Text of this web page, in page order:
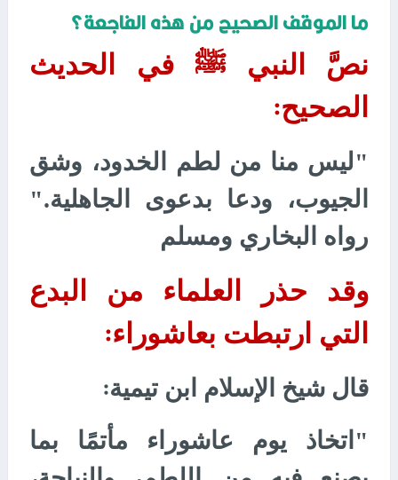
ما الموقف الصحيح من هذه الفاجعة؟
نصَّ النبي ﷺ في الحديث
الصحيح:
"ليس منا من لطم الخدود، وشق
الجيوب، ودعا بدعوى الجاهلية."
رواه البخاري ومسلم
وقد حذر العلماء من البدع
التي ارتبطت بعاشوراء:
قال شيخ الإسلام ابن تيمية:
"اتخاذ يوم عاشوراء مأتمًا بما